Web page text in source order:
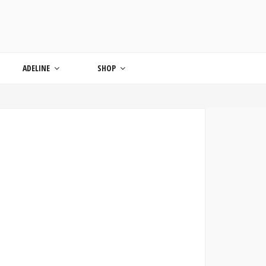
ADELINE SHOP